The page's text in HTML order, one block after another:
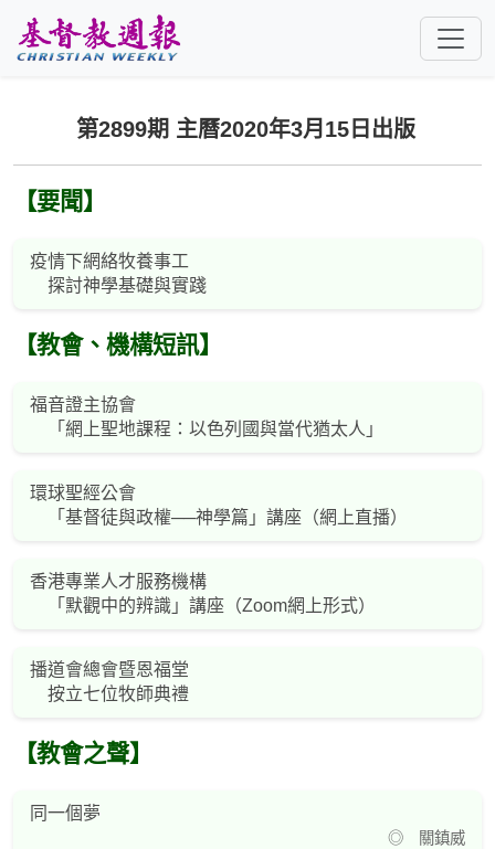
第2899期 主曆2020年3月15日出版
【要聞】
疫情下網絡牧養事工
探討神學基礎與實踐
【教會、機構短訊】
福音證主協會
「網上聖地課程：以色列國與當代猶太人」
環球聖經公會
「基督徒與政權──神學篇」講座（網上直播）
香港專業人才服務機構
「默觀中的辨識」講座（Zoom網上形式）
播道會總會暨恩福堂
按立七位牧師典禮
【教會之聲】
同一個夢
◎ 關鎮威